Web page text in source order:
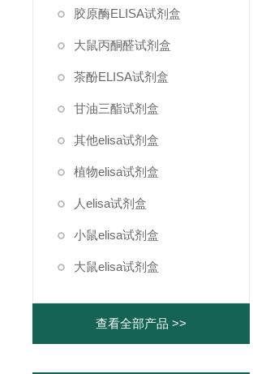
胶原酶ELISA试剂盒
大鼠丙酮醛试剂盒
茶酚ELISA试剂盒
甘油三酯试剂盒
其他elisa试剂盒
植物elisa试剂盒
人elisa试剂盒
小鼠elisa试剂盒
大鼠elisa试剂盒
查看全部产品 >>